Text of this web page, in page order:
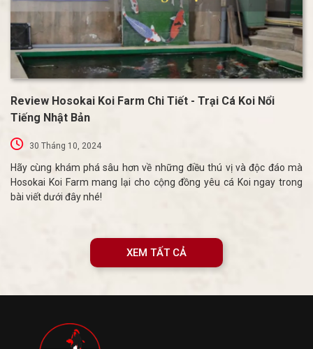
Review Hosokai Koi Farm Chi Tiết - Trại Cá Koi Nổi
Tiếng Nhật Bản
30 Tháng 10, 2024
Hãy cùng khám phá sâu hơn về những điều thú vị và độc đáo mà
Hosokai Koi Farm mang lại cho cộng đồng yêu cá Koi ngay trong
bài viết dưới đây nhé!
XEM TẤT CẢ